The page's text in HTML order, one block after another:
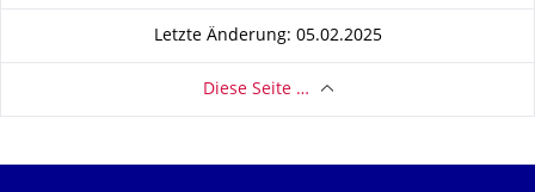
Letzte Änderung: 05.02.2025
Diese Seite …